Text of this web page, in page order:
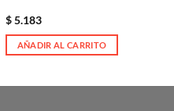
$5.183
AÑADIR AL CARRITO